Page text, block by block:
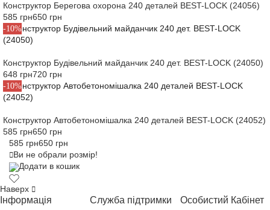
Конструктор Берегова охорона 240 деталей BEST-LOCK (24056)
585 грн650 грн
-10%
Конструктор Будівельний майданчик 240 дет. BEST-LOCK (24050)
648 грн720 грн
-10%
Конструктор Автобетономішалка 240 деталей BEST-LOCK (24052)
585 грн650 грн
585 грн650 грн
Ви не обрали розмір!
Додати в кошик
Наверх
Інформація Служба підтримки Особистий Кабінет